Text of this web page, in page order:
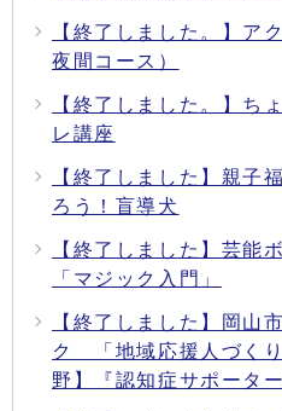
【終了しました。】
夜間コース）
【終了しました。】ち
レ講座
【終了しました】親
ろう！盲導犬
【終了しました】芸能
「マジック入門」
【終了しました】岡山
ク 「地域応援人づく
野】『認知症サポータ